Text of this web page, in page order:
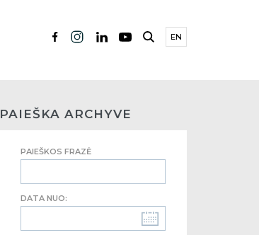
EN
PAIEŠKA ARCHYVE
PAIEŠKOS FRAZĖ
DATA NUO: